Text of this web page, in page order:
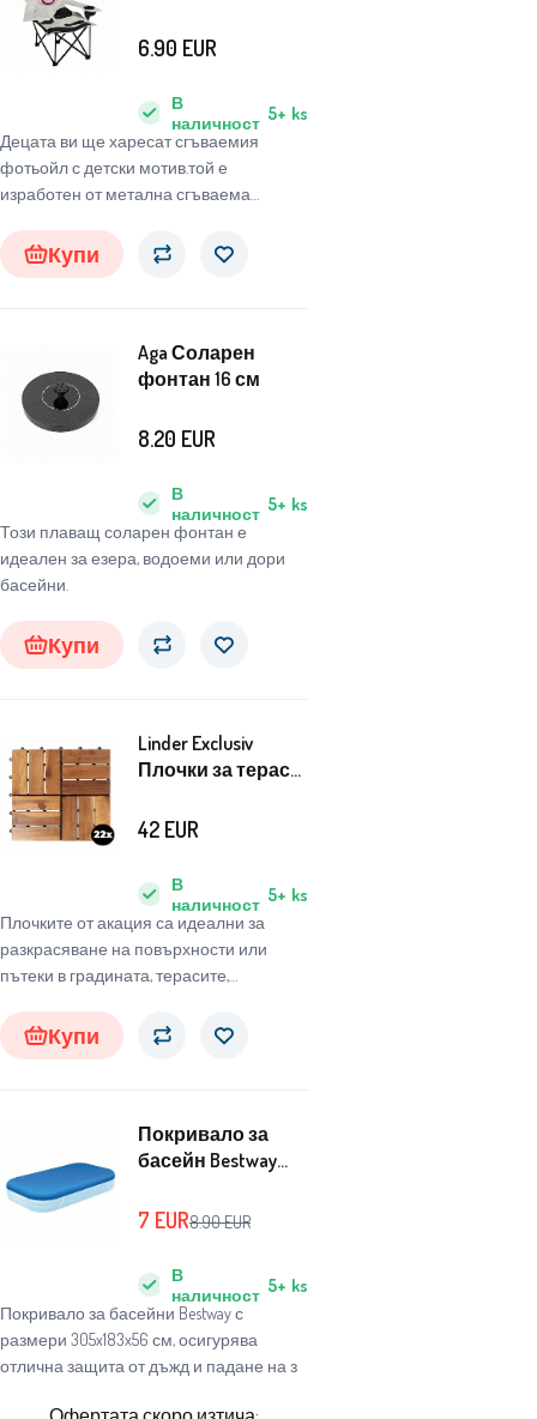
Децата ви ще харесат сгъваемия
фотьойл с детски мотив.той е
изработен от метална сгъваема
във формата на животно.
В
наличност 5+ ks
6.90 EUR
Купи
Aga Соларен
фонтан 16 см
Този плаващ соларен фонтан е
идеален за езера, водоеми или дори
басейни.
В
наличност 5+ ks
8.20 EUR
Купи
Linder Exclusiv
Плочки за тераса
cm 22 бр
Плочките от акация са идеални за
разкрасяване на повърхности или
пътеки в градината, терасите,
В
наличност 5+ ks
42 EUR
Купи
Покривало за
басейн Bestway
58108
Покривало за басейни Bestway с
размери 305x183x56 см, осигурява
отлична защита от дъжд и падане на з
В
наличност 5+ ks
7 EUR8.90EUR